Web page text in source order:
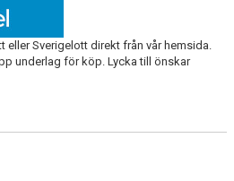
eller Sverigelott direkt från vår hemsida.
underlag för köp. Lycka till önskar